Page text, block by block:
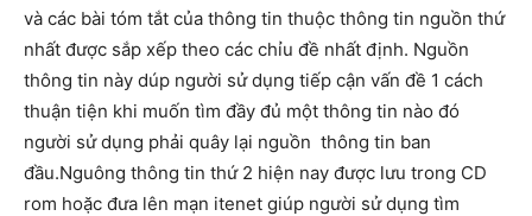
và các bài tóm tắt của thông tin thuộc thông tin nguồn thứ
nhất được sắp xếp theo các chỉu đề nhất định. Nguồn
thông tin này dúp người sử dụng tiếp cận vấn đề 1 cách
thuận tiện khi muốn tìm đầy đủ một thông tin nào đó
người sử dụng phải quây lại nguồn thông tin ban
đầu.Nguông thông tin thứ 2 hiện nay được lưu trong CD
rom hoặc đưa lên mạn itenet giúp người sử dụng tìm